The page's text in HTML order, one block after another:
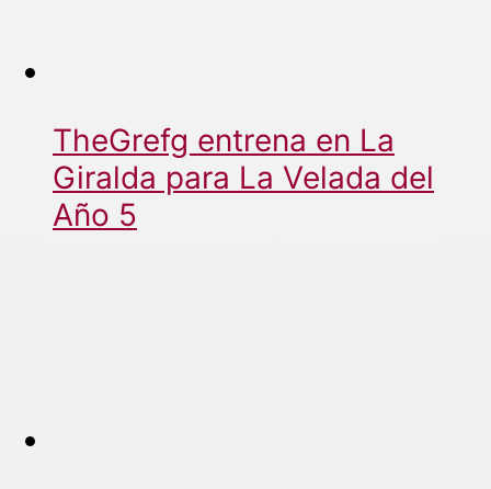
TheGrefg entrena en La
Giralda para La Velada del
Año 5